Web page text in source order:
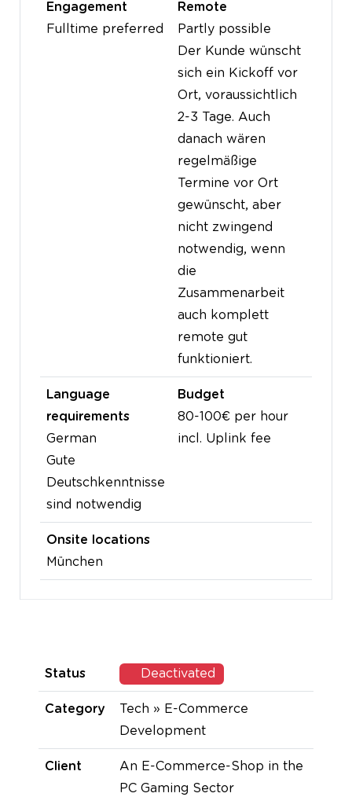
Engagement
Fulltime preferred
Remote
Partly possible
Der Kunde wünscht
sich ein Kickoff vor
Ort, voraussichtlich
2-3 Tage. Auch
danach wären
regelmäßige
Termine vor Ort
gewünscht, aber
nicht zwingend
notwendig, wenn
die
Zusammenarbeit
auch komplett
remote gut
funktioniert.
Language
requirements
German
Gute
Deutschkenntnisse
sind notwendig
Budget
80-100€ per hour
incl. Uplink fee
Onsite locations
München
Status Deactivated
Category
Tech » E-Commerce
Development
Client
An E-Commerce-Shop in the
PC Gaming Sector